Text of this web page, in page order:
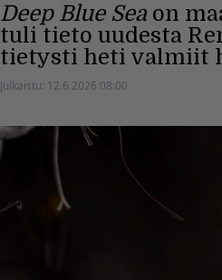
Deep Blue Sea on
tuli tieto uudesta
tietysti heti valmiit
Julkaistu: 12.6.2026 08:00